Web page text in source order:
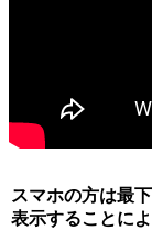
スマホの方は最
表示することに